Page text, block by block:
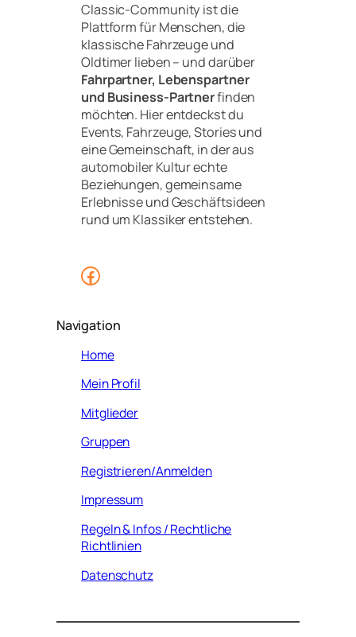
Classic-Community ist die
Plattform für Menschen, die
klassische Fahrzeuge und
Oldtimer lieben – und darüber
Fahrpartner, Lebenspartner
und Business-Partnerfinden
möchten. Hier entdeckst du
Events, Fahrzeuge, Stories und
eine Gemeinschaft, in der aus
automobiler Kultur echte
Beziehungen, gemeinsame
Erlebnisse und Geschäftsideen
rund um Klassiker entstehen.
Facebook
Navigation
Home
Mein Profil
Mitglieder
Gruppen
Registrieren/Anmelden
Impressum
Regeln & Infos / Rechtliche
Richtlinien
Datenschutz